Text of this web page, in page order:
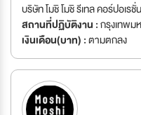
บริษัท โมชิ โมชิ รีเทล คอร์ปอเร
สถานที่ปฏิบัติงาน :กรุงเทพม
เงินเดือน(บาท) :ตามตกลง